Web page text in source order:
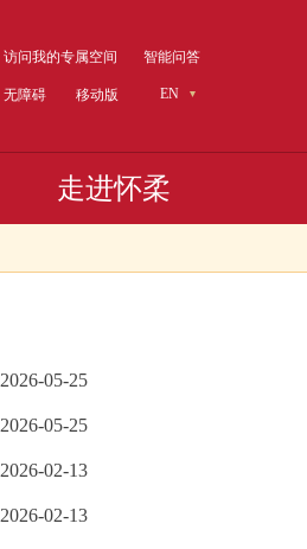
访问我的专属空间 智能问答
无障碍 移动版 EN
走进怀柔
2026-05-25
2026-05-25
2026-02-13
2026-02-13